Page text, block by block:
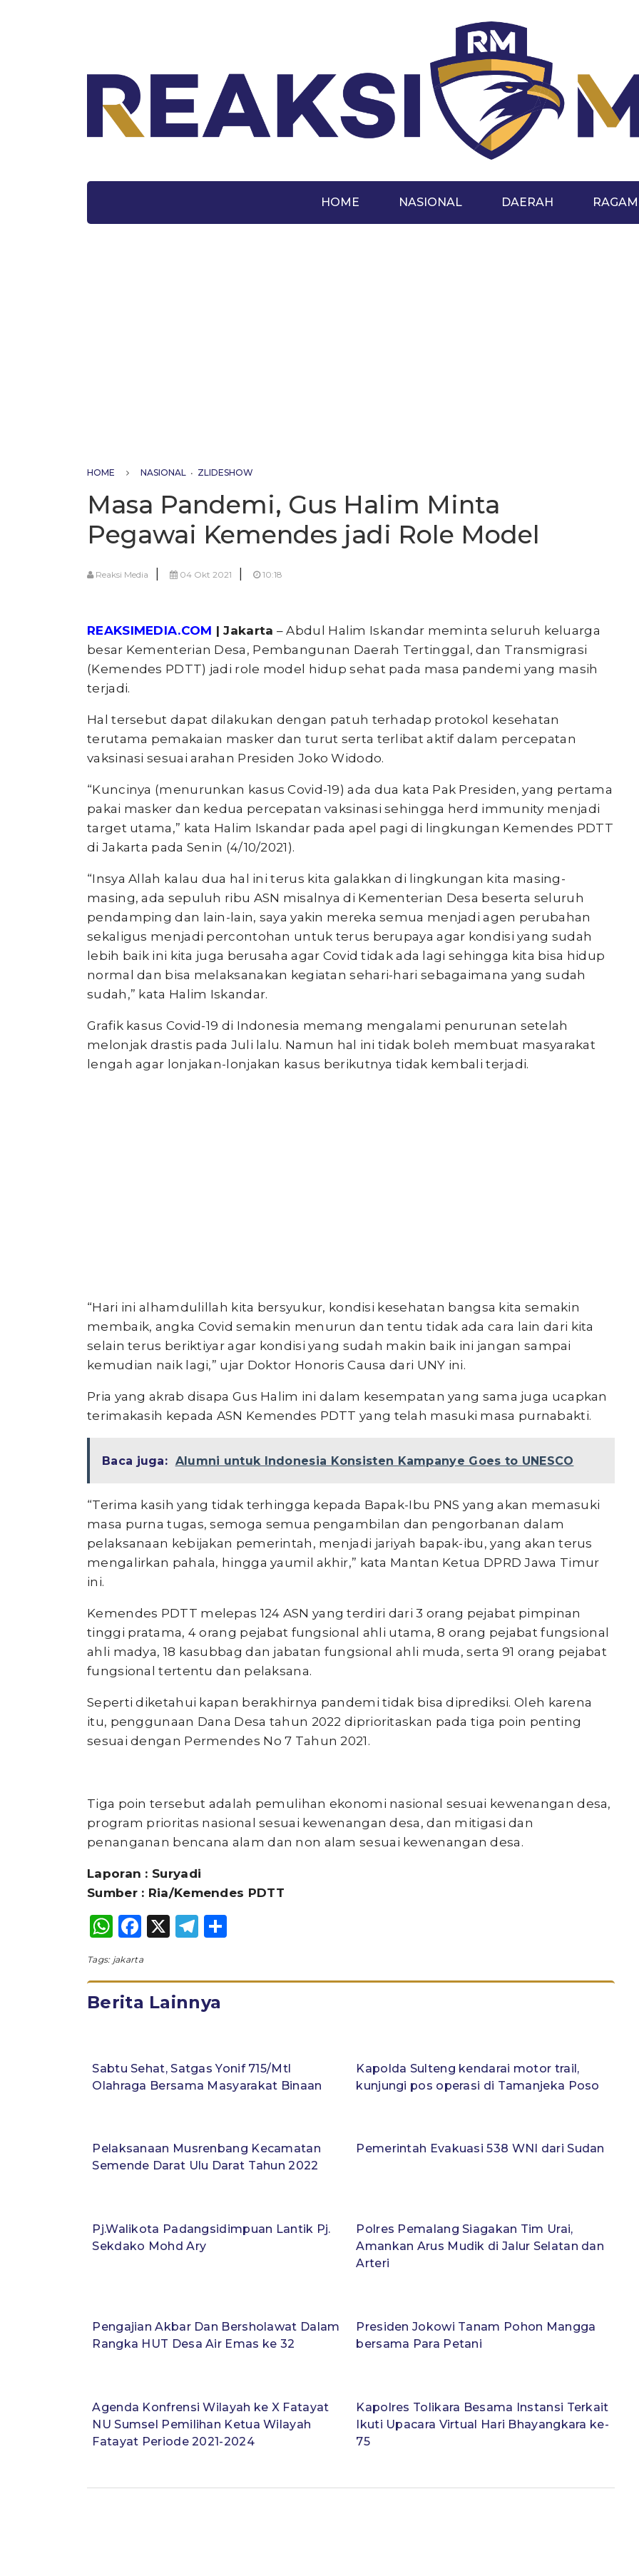
HOME NASIONAL DAERAH RAGAM
HOME NASIONAL • ZLIDESHOW
Masa Pandemi, Gus Halim Minta
Pegawai Kemendes jadi Role Model
Reaksi Media 04 Okt 2021 10:18
REAKSIMEDIA.COM | Jakarta – Abdul Halim Iskandar meminta seluruh keluarga
besar Kementerian Desa, Pembangunan Daerah Tertinggal, dan Transmigrasi
(Kemendes PDTT) jadi role model hidup sehat pada masa pandemi yang masih
terjadi.
Hal tersebut dapat dilakukan dengan patuh terhadap protokol kesehatan
terutama pemakaian masker dan turut serta terlibat aktif dalam percepatan
vaksinasi sesuai arahan Presiden Joko Widodo.
“Kuncinya (menurunkan kasus Covid-19) ada dua kata Pak Presiden, yang pertama
pakai masker dan kedua percepatan vaksinasi sehingga herd immunity menjadi
target utama,” kata Halim Iskandar pada apel pagi di lingkungan Kemendes PDTT
di Jakarta pada Senin (4/10/2021).
“Insya Allah kalau dua hal ini terus kita galakkan di lingkungan kita masing-
masing, ada sepuluh ribu ASN misalnya di Kementerian Desa beserta seluruh
pendamping dan lain-lain, saya yakin mereka semua menjadi agen perubahan
sekaligus menjadi percontohan untuk terus berupaya agar kondisi yang sudah
lebih baik ini kita juga berusaha agar Covid tidak ada lagi sehingga kita bisa hidup
normal dan bisa melaksanakan kegiatan sehari-hari sebagaimana yang sudah
sudah,” kata Halim Iskandar.
Grafik kasus Covid-19 di Indonesia memang mengalami penurunan setelah
melonjak drastis pada Juli lalu. Namun hal ini tidak boleh membuat masyarakat
lengah agar lonjakan-lonjakan kasus berikutnya tidak kembali terjadi.
“Hari ini alhamdulillah kita bersyukur, kondisi kesehatan bangsa kita semakin
membaik, angka Covid semakin menurun dan tentu tidak ada cara lain dari kita
selain terus beriktiyar agar kondisi yang sudah makin baik ini jangan sampai
kemudian naik lagi,” ujar Doktor Honoris Causa dari UNY ini.
Pria yang akrab disapa Gus Halim ini dalam kesempatan yang sama juga ucapkan
terimakasih kepada ASN Kemendes PDTT yang telah masuki masa purnabakti.
Baca juga: Alumni untuk Indonesia Konsisten Kampanye Goes to UNESCO
“Terima kasih yang tidak terhingga kepada Bapak-Ibu PNS yang akan memasuki
masa purna tugas, semoga semua pengambilan dan pengorbanan dalam
pelaksanaan kebijakan pemerintah, menjadi jariyah bapak-ibu, yang akan terus
mengalirkan pahala, hingga yaumil akhir,” kata Mantan Ketua DPRD Jawa Timur
ini.
Kemendes PDTT melepas 124 ASN yang terdiri dari 3 orang pejabat pimpinan
tinggi pratama, 4 orang pejabat fungsional ahli utama, 8 orang pejabat fungsional
ahli madya, 18 kasubbag dan jabatan fungsional ahli muda, serta 91 orang pejabat
fungsional tertentu dan pelaksana.
Seperti diketahui kapan berakhirnya pandemi tidak bisa diprediksi. Oleh karena
itu, penggunaan Dana Desa tahun 2022 diprioritaskan pada tiga poin penting
sesuai dengan Permendes No 7 Tahun 2021.
Tiga poin tersebut adalah pemulihan ekonomi nasional sesuai kewenangan desa,
program prioritas nasional sesuai kewenangan desa, dan mitigasi dan
penanganan bencana alam dan non alam sesuai kewenangan desa.
Laporan : Suryadi
Sumber : Ria/Kemendes PDTT
WhatsApp
Facebook
X Telegram
Tags: jakarta
Berita Lainnya
Sabtu Sehat, Satgas Yonif 715/Mtl
Olahraga Bersama Masyarakat Binaan
Kapolda Sulteng kendarai motor trail,
kunjungi pos operasi di Tamanjeka Poso
Pelaksanaan Musrenbang Kecamatan
Semende Darat Ulu Darat Tahun 2022
Pemerintah Evakuasi 538 WNI dari Sudan
Pj.Walikota Padangsidimpuan Lantik Pj.
Sekdako Mohd Ary
Polres Pemalang Siagakan Tim Urai,
Amankan Arus Mudik di Jalur Selatan dan
Arteri
Pengajian Akbar Dan Bersholawat Dalam
Rangka HUT Desa Air Emas ke 32
Presiden Jokowi Tanam Pohon Mangga
bersama Para Petani
Agenda Konfrensi Wilayah ke X Fatayat
NU Sumsel Pemilihan Ketua Wilayah
Fatayat Periode 2021-2024
Kapolres Tolikara Besama Instansi Terkait
Ikuti Upacara Virtual Hari Bhayangkara ke-
75